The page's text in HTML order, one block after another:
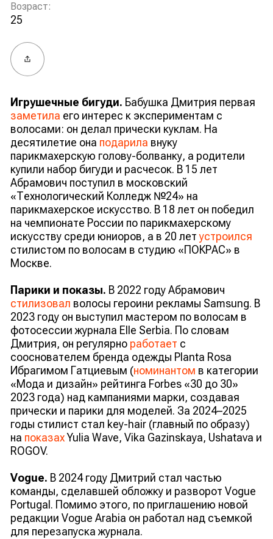
Возраст:
25
Поделиться
Игрушечные бигуди. Бабушка Дмитрия первая
заметила его интерес к экспериментам с
волосами: он делал прически куклам. На
десятилетие она подарила внуку
парикмахерскую голову-болванку, а родители
купили набор бигуди и расчесок. В 15 лет
Абрамович поступил в московский
«Технологический Колледж №24» на
парикмахерское искусство. В 18 лет он победил
на чемпионате России по парикмахерскому
искусству среди юниоров, а в 20 летустроился
стилистом по волосам в студию «ПОКРАС» в
Москве.
Парики и показы. В 2022 году Абрамович
стилизовал волосы героини рекламы Samsung. В
2023 году он выступил мастером по волосам в
фотосессии журнала Elle Serbia. По словам
Дмитрия, он регулярно работает с
сооснователем бренда одежды Planta Rosa
Ибрагимом Гатциевым (номинантом в категории
«Мода и дизайн» рейтинга Forbes «30 до 30»
2023 года) над кампаниями марки, создавая
прически и парики для моделей. За 2024–2025
годы стилист стал key-hair (главный по образу)
на показахYulia Wave, Vika Gazinskaya, Ushatava и
ROGOV.
Vogue. В 2024 году Дмитрий стал частью
команды, сделавшей обложку и разворот Vogue
Portugal. Помимо этого, по приглашению новой
редакции Vogue Arabia он работал над съемкой
для перезапуска журнала.